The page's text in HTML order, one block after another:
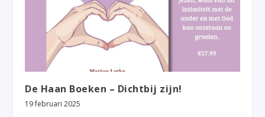
De Haan Boeken – Dichtbij zijn!
19 februari 2025